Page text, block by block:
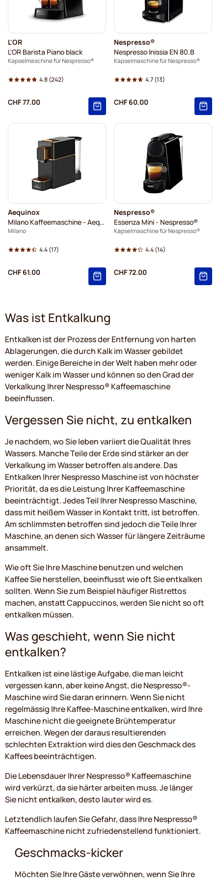
L'OR
L'OR Barista Piano black
Kapselmaschine für Nespresso®
4.8(242)
CHF 77.00
Nespresso®
Nespresso Inissia EN 80.B
Kapselmaschine für Nespresso®
4.7(13)
CHF 60.00
Aequinox
Milano Kaffeemaschine - Aequinox
Milano
4.4(17)
CHF 61.00
Nespresso®
Essenza Mini - Nespresso®
Kapselmaschine für Nespresso®
4.4(14)
CHF 72.00
Was ist Entkalkung
Entkalken ist der Prozess der Entfernung von harten
Ablagerungen, die durch Kalk im Wasser gebildet
werden. Einige Bereiche in der Welt haben mehr oder
weniger Kalk im Wasser und können so den Grad der
Verkalkung Ihrer Nespresso® Kaffeemaschine
beeinflussen.
Vergessen Sie nicht, zu entkalken
Je nachdem, wo Sie leben variiert die Qualität Ihres
Wassers. Manche Teile der Erde sind stärker an der
Verkalkung im Wasser betroffen als andere. Das
Entkalken Ihrer Nespresso Maschine ist von höchster
Priorität, da es die Leistung Ihrer Kaffeemaschine
beeinträchtigt. Jedes Teil Ihrer Nespresso Maschine,
dass mit heißem Wasser in Kontakt tritt, ist betroffen.
Am schlimmsten betroffen sind jedoch die Teile Ihrer
Maschine, an denen sich Wasser für längere Zeiträume
ansammelt.
Wie oft Sie Ihre Maschine benutzen und welchen
Kaffee Sie herstellen, beeinflusst wie oft Sie entkalken
sollten. Wenn Sie zum Beispiel häufiger Ristrettos
machen, anstatt Cappuccinos, werden Sie nicht so oft
entkalken müssen.
Was geschieht, wenn Sie nicht
entkalken?
Entkalken ist eine lästige Aufgabe, die man leicht
vergessen kann, aber keine Angst, die Nespresso®-
Maschine wird Sie daran erinnern. Wenn Sie nicht
regelmässig Ihre Kaffee-Maschine entkalken, wird Ihre
Maschine nicht die geeignete Brühtemperatur
erreichen. Wegen der daraus resultierenden
schlechten Extraktion wird dies den Geschmack des
Kaffees beeinträchtigen.
Die Lebensdauer Ihrer Nespresso® Kaffeemaschine
wird verkürzt, da sie härter arbeiten muss. Je länger
Sie nicht entkalken, desto lauter wird es.
Letztendlich laufen Sie Gefahr, dass Ihre Nespresso®
Kaffeemaschine nicht zufriedenstellend funktioniert.
Geschmacks-kicker
Möchten Sie Ihre Gäste verwöhnen, wenn Sie Ihre